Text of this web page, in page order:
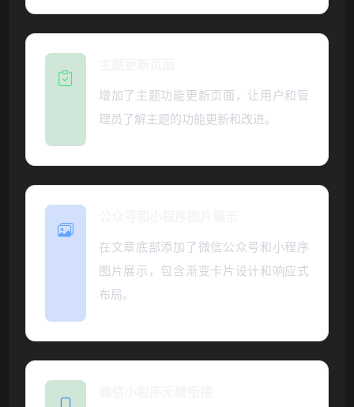
增加了主题功能更新页面，让用户和管
理员了解主题的功能更新和改进。
在文章底部添加了微信公众号和小程序
图片展示，包含渐变卡片设计和响应式
布局。